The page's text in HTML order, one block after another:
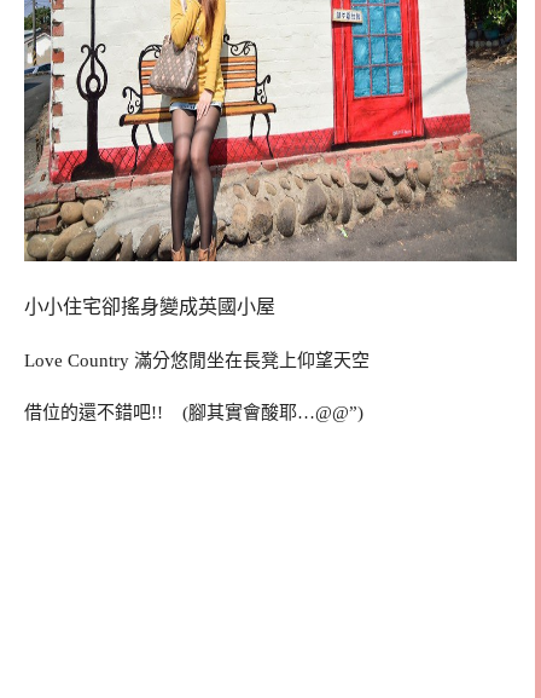
小小住宅卻搖身變成英國小屋
Love Country 滿分悠閒坐在長凳上仰望天空
借位的還不錯吧!! (腳其實會酸耶…@@”)